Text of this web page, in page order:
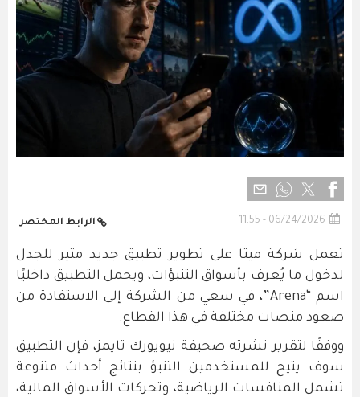
06/24/2026 - 11:55 الرابط المختصر
تعمل شركة ميتا على تطوير تطبيق جديد مثير للجدل
لدخول ما يُعرف بأسواق التنبؤات، ويحمل التطبيق داخليًا
اسم “Arena”، في سعي من الشركة إلى الاستفادة من
صعود منصات مختلفة في هذا القطاع.
ووفقًا لتقرير نشرته صحيفة نيويورك تايمز، فإن التطبيق
سوف يتيح للمستخدمين التنبؤ بنتائج أحداث متنوعة
تشمل المنافسات الرياضية، وتحركات الأسواق المالية،